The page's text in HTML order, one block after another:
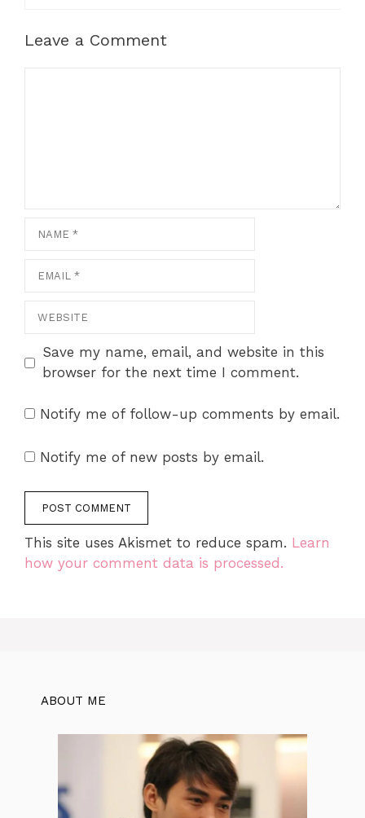
Leave a Comment
Name
Email
Website
Save my name, email, and website in this
browser for the next time I comment.
Notify me of follow-up comments by email.
Notify me of new posts by email.
This site uses Akismet to reduce spam. Learn
how your comment data is processed.
ABOUT ME